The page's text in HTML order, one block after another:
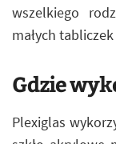
wszelkiego
małych
Gdzie
Plexiglas